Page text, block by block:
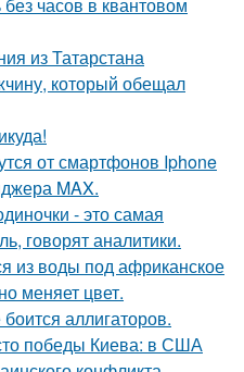
часов в квантовом
из Татарстана
который обещал
от смартфонов Iphone
MAX.
- это самая
говорят аналитики.
из воды под африканское
меняет цвет.
аллигаторов.
победы Киева: в США